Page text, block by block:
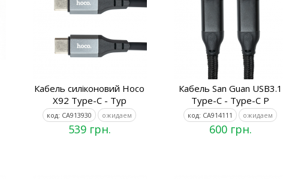
Кабель силіконовий Hoco
X92 Type-C - Typ
код: CA913930 ожидаем
539 грн.
Кабель San Guan USB3.1
Type-C - Type-C P
код: CA914111 ожидаем
600 грн.